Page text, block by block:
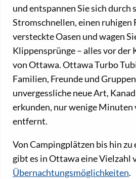
und entspannen Sie sich durch
Stromschnellen, einen ruhigen
versteckte Oasen und wagen
Klippensprünge – alles vor der
von Ottawa. Ottawa Turbo
Familien, Freunde und
unvergessliche neue Art,
erkunden, nur wenige
entfernt.
Von Campingplätzen bis hin
gibt es in Ottawa eine Vielzahl
Übernachtungsmöglichkeiten.